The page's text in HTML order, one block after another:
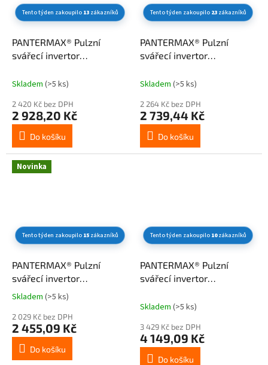
Tento týden zakoupilo 13zákazníků
PANTERMAX® Pulzní
svářecí invertor
(MMA/TIG)
Skladem (>5 ks)
2 420 Kč bez DPH
2 928,20 Kč
Do košíku
Tento týden zakoupilo 23zákazníků
PANTERMAX® Pulzní
svářecí invertor
(MMA/TIG)
Skladem (>5 ks)
2 264 Kč bez DPH
2 739,44 Kč
Do košíku
Novinka
Tento týden zakoupilo 15zákazníků
PANTERMAX® Pulzní
svářecí invertor
MMA200pulse®
(MMA/TIG)
Průměrné
produktu
je
3,8
Skladem (>5 ks)
2 029 Kč bez DPH
2 455,09 Kč
Do košíku
Tento týden zakoupilo 10zákazníků
PANTERMAX® Pulzní
svářecí invertor
(MMA/TIG)
Skladem (>5 ks)
3 429 Kč bez DPH
4 149,09 Kč
Do košíku